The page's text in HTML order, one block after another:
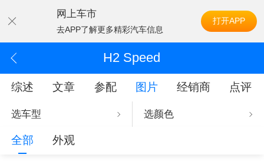
网上车市
去APP了解更多精彩汽车信息
打开APP
H2 Speed
综述 文章 参配 图片 经销商 点评
选车型 选颜色
全部 外观